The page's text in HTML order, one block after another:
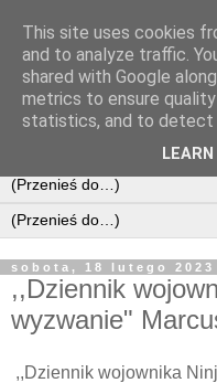
sobota, 18 lutego 2023
,,Dziennik
wyzwanie"
,,Dziennik wojownika
This site uses cookies
and to analyze traffic.
shared with Google
metrics to ensure
statistics, and to detect